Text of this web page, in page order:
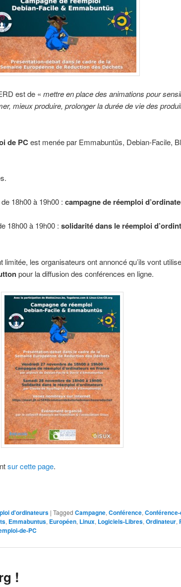
est de « mettre en place des animations pour
mieux produire, prolonger la durée de vie des
de PCest menée par Emmabuntüs, Debian-Facile,
18h00 à 19h00 : campagne de réemploi
18h00 à 19h00 : solidarité dans le réemploi
limitée, les organisateurs ont annoncé qu’ils vont
pour la diffusion des conférences en ligne.
sur cette page.
d'ordinateurs | Tagged Campagne, Conférence,
, Emmabuntus, Européen, Linux, Logiciels-Libres, Ordinateur,
de-PC
!